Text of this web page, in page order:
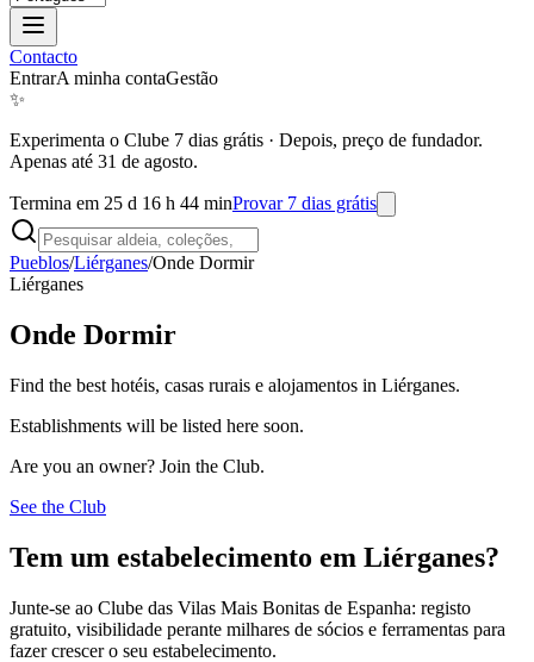
Contacto
EntrarA minha contaGestão
✨
Experimenta o Clube 7 dias grátis · Depois, preço de fundador.
Apenas até 31 de agosto.
Termina em 25 d 16 h 44 minProvar 7 dias grátis
Pueblos/Liérganes/Onde Dormir
Liérganes
Onde Dormir
Find the best hotéis, casas rurais e alojamentos in Liérganes.
Establishments will be listed here soon.
Are you an owner? Join the Club.
See the Club
Tem um estabelecimento em Liérganes?
Junte-se ao Clube das Vilas Mais Bonitas de Espanha: registo
gratuito, visibilidade perante milhares de sócios e ferramentas para
fazer crescer o seu estabelecimento.